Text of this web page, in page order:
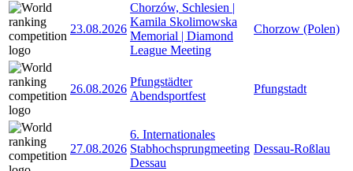
23.08.2026
Chorzów, Schlesien |
Kamila Skolimowska
Memorial | Diamond
League Meeting
Chorzow (Polen)
26.08.2026
Pfungstädter
Abendsportfest
Pfungstadt
27.08.2026
6. Internationales
Stabhochsprungmeeting
Dessau
Dessau-Roßlau